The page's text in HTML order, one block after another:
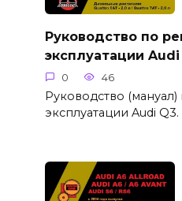
Руководство по
эксплуатации Audi
0 46
Руководство
эксплуатации Audi Q3.